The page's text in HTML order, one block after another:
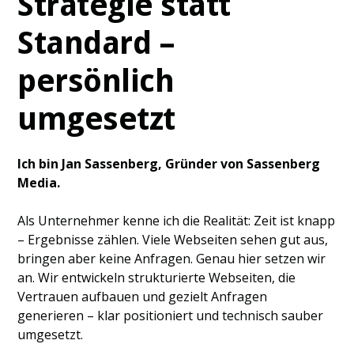
Standard –
persönlich
umgesetzt
Ich bin Jan Sassenberg, Gründer von Sassenberg
Media.
Als Unternehmer kenne ich die Realität: Zeit ist knapp
– Ergebnisse zählen. Viele Webseiten sehen gut aus,
bringen aber keine Anfragen. Genau hier setzen wir
an. Wir entwickeln strukturierte Webseiten, die
Vertrauen aufbauen und gezielt Anfragen
generieren – klar positioniert und technisch sauber
umgesetzt.